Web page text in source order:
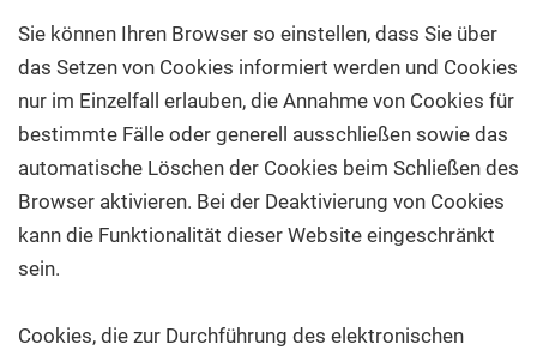
Sie können Ihren Browser so einstellen, dass Sie über
das Setzen von Cookies informiert werden und Cookies
nur im Einzelfall erlauben, die Annahme von Cookies für
bestimmte Fälle oder generell ausschließen sowie das
automatische Löschen der Cookies beim Schließen des
Browser aktivieren. Bei der Deaktivierung von Cookies
kann die Funktionalität dieser Website eingeschränkt
sein.
Cookies, die zur Durchführung des elektronischen